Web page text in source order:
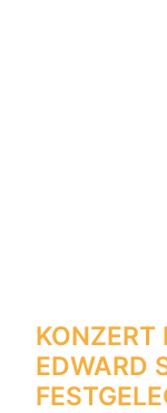
KONZERT
EDWARD